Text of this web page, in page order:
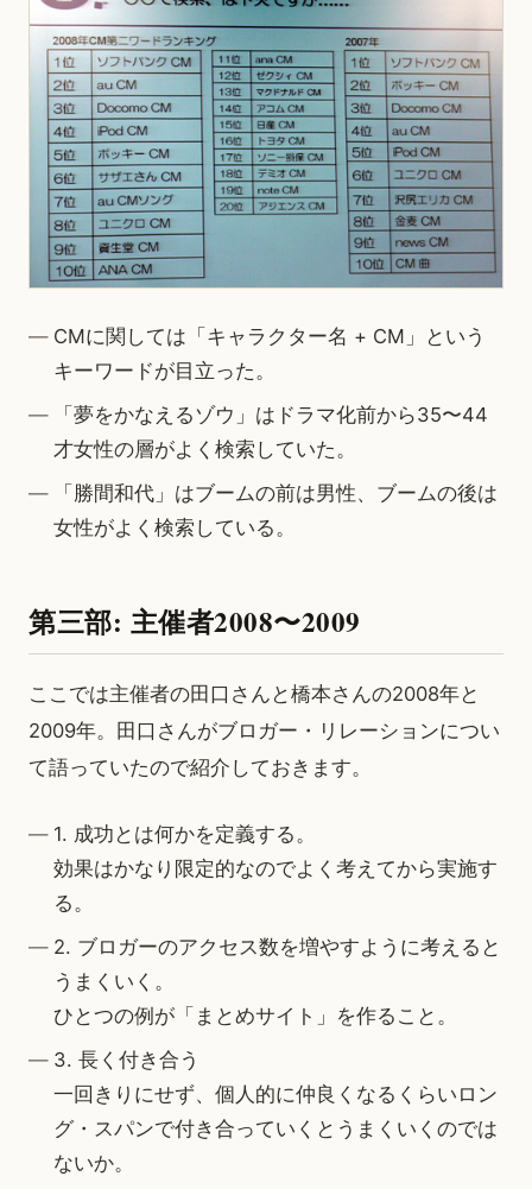
CMに関しては「キャラクター名 + CM」という
キーワードが目立った。
「夢をかなえるゾウ」はドラマ化前から35〜44
才女性の層がよく検索していた。
「勝間和代」はブームの前は男性、ブームの後は
女性がよく検索している。
第三部: 主催者2008〜2009
ここでは主催者の田口さんと橋本さんの2008年と
2009年。田口さんがブロガー・リレーションについ
て語っていたので紹介しておきます。
1. 成功とは何かを定義する。
効果はかなり限定的なのでよく考えてから実施す
る。
2. ブロガーのアクセス数を増やすように考えると
うまくいく。
ひとつの例が「まとめサイト」を作ること。
3. 長く付き合う
一回きりにせず、個人的に仲良くなるくらいロン
グ・スパンで付き合っていくとうまくいくのでは
ないか。